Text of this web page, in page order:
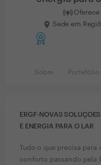
Sede em
Sobre Portefólio
ERGF-NOVAS
E ENERGIA PARA O LAR
Tudo o que precisa
conforto passando pela